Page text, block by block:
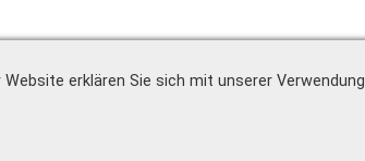
Website erklären Sie sich mit unserer